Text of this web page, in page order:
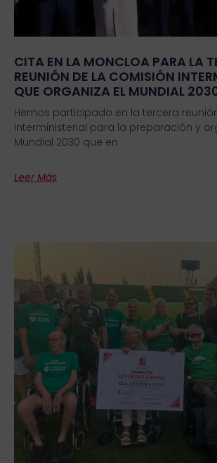
CITA EN LA MONCLOA PARA LA
REUNIÓN DE LA COMISIÓN
QUE ORGANIZA EL MUNDIAL
Hemos participado en la tercera
Interministerial para la preparación y
Mundial 2030 que en
Leer Más